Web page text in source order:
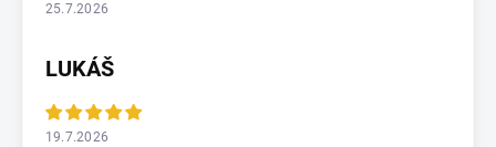
25.7.2026
LUKÁŠ
19.7.2026